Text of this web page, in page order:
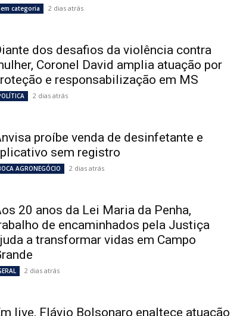
categoria 2 dias atrás
dos desafios da violência contra
Coronel David amplia atuação por
e responsabilização em MS
2 dias atrás
proíbe venda de desinfetante e
sem registro
AGRONEGÓCIO 2 dias atrás
20 anos da Lei Maria da Penha,
de encaminhados pela Justiça
a transformar vidas em Campo
2 dias atrás
live, Flávio Bolsonaro enaltece atuação